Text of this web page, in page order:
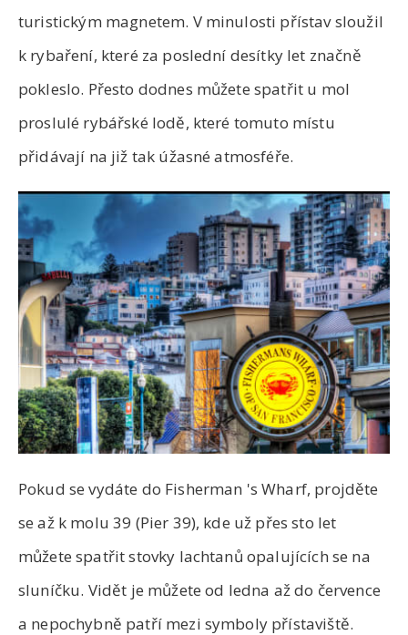
turistickým magnetem. V minulosti přístav sloužil
k rybaření, které za poslední desítky let značně
pokleslo. Přesto dodnes můžete spatřit u mol
proslulé rybářské lodě, které tomuto místu
přidávají na již tak úžasné atmosféře.
Pokud se vydáte do Fisherman 's Wharf, projděte
se až k molu 39 (Pier 39), kde už přes sto let
můžete spatřit stovky lachtanů opalujících se na
sluníčku. Vidět je můžete od ledna až do července
a nepochybně patří mezi symboly přístaviště.